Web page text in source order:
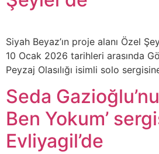
Siyah Beyaz’ın proje alanı Özel
10 Ocak 2026 tarihleri arasında
Peyzaj Olasılığı isimli solo
Seda
Ben Yokum’
Evliyagil’de